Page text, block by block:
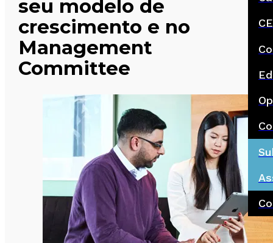
seu modelo de
crescimento e no
Management
Committee